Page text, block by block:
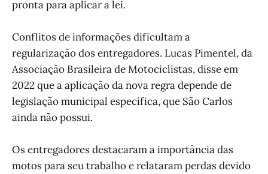
pronta para aplicar a lei.
Conflitos de informações dificultam a
regularização dos entregadores. Lucas Pimentel, da
Associação Brasileira de Motociclistas, disse em
2022 que a aplicação da nova regra depende de
legislação municipal específica, que São Carlos
ainda não possui.
Os entregadores destacaram a importância das
motos para seu trabalho e relataram perdas devido